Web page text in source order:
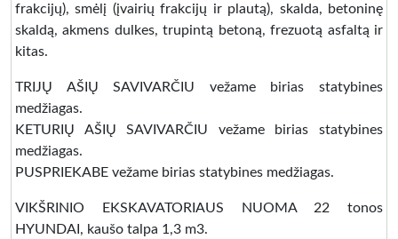
frakcijų), smėlį (įvairių frakcijų ir plautą), skalda, betoninę
skaldą, akmens dulkes, trupintą betoną, frezuotą asfaltą ir
kitas.
TRIJŲ AŠIŲ SAVIVARČIU vežame birias statybines
medžiagas.
KETURIŲ AŠIŲ SAVIVARČIU vežame birias statybines
medžiagas.
PUSPRIEKABE vežame birias statybines medžiagas.
VIKŠRINIO EKSKAVATORIAUS NUOMA 22 tonos
HYUNDAI, kaušo talpa 1,3 m3.